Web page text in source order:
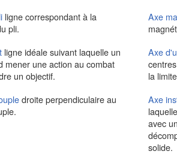
ligne correspondant à la
pli.
Axe
ligne idéale suivant laquelle un
mener une action au combat
un objectif.
Axe
la
droite perpendiculaire au
Axe
avec
solide.